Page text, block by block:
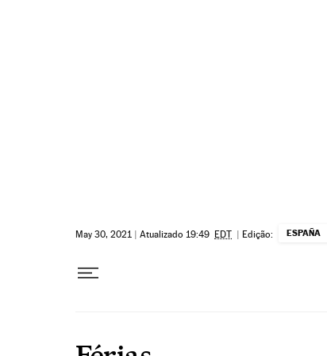
May 30, 2021 | Atualizado 19:49 EDT | Edição: ESPAÑA